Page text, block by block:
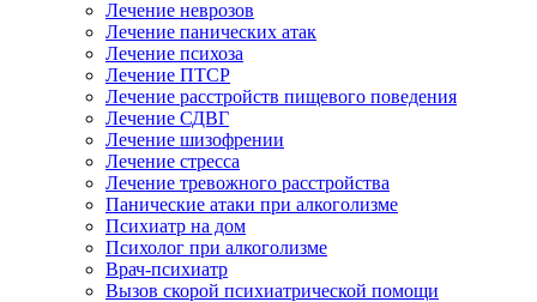
Лечение неврозов
Лечение панических атак
Лечение психоза
Лечение ПТСР
Лечение расстройств пищевого поведения
Лечение СДВГ
Лечение шизофрении
Лечение стресса
Лечение тревожного расстройства
Панические атаки при алкоголизме
Психиатр на дом
Психолог при алкоголизме
Врач-психиатр
Вызов скорой психиатрической помощи